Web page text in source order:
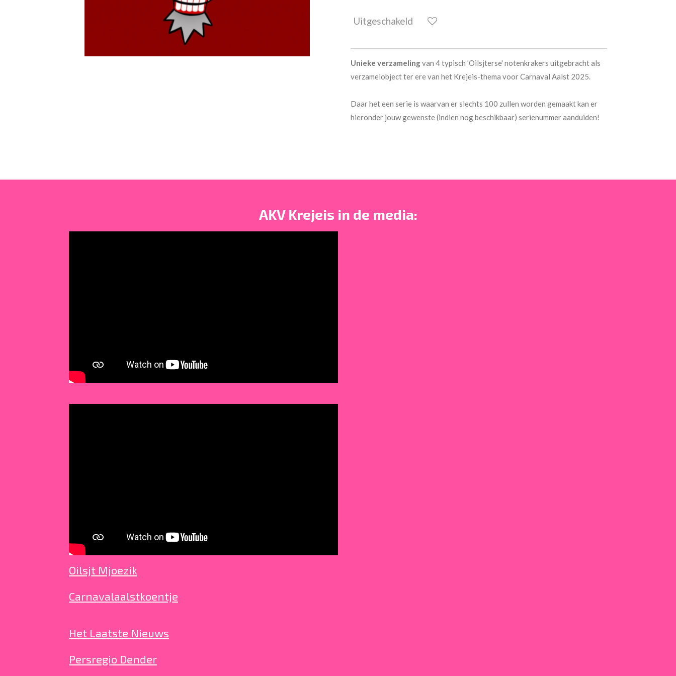
Uitgeschakeld
Unieke verzamelingvan 4 typisch 'Oilsjterse' notenkrakers uitgebracht als
verzamelobject ter ere van het Krejeis-thema voor Carnaval Aalst 2025.
Daar het een serie is waarvan er slechts 100 zullen worden gemaakt kan er
hieronder jouw gewenste (indien nog beschikbaar) serienummer aanduiden!
AKV Krejeis in de media:
Oilsjt Mjoezik
Carnavalaalstkoentje
Het Laatste Nieuws
Persregio Dender